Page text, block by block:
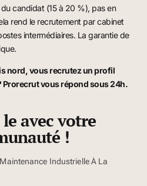
candidat (15 à 20 %), pas en
rend le recrutement par cabinet
intermédiaires. La garantie de
nord, vous recrutez un profil
Prorecrut vous répond sous 24h.
avec votre
!
Industrielle À La